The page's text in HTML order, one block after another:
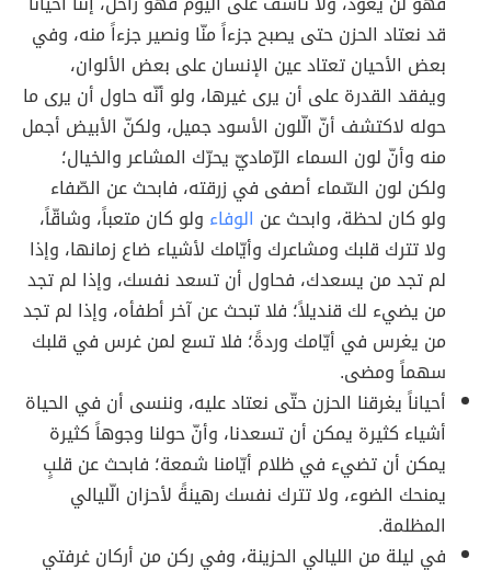
قد نعتاد الحزن حتى يصبح جزءاً منّا ونصير جزءاً منه، وفي
بعض الأحيان تعتاد عين الإنسان على بعض الألوان،
ويفقد القدرة على أن يرى غيرها، ولو أنّه حاول أن يرى ما
حوله لاكتشف أنّ الّلون الأسود جميل، ولكنّ الأبيض أجمل
منه وأنّ لون السماء الرّماديّ يحرّك المشاعر والخيال؛
ولكن لون السّماء أصفى في زرقته، فابحث عن الصّفاء
ولو كان لحظة، وابحث عن الوفاء ولو كان متعباً، وشاقّاً،
ولا تترك قلبك ومشاعرك وأيّامك لأشياء ضاع زمانها، وإذا
لم تجد من يسعدك، فحاول أن تسعد نفسك، وإذا لم تجد
من يضيء لك قنديلاً؛ فلا تبحث عن آخر أطفأه، وإذا لم تجد
من يغرس في أيّامك وردةً؛ فلا تسع لمن غرس في قلبك
سهماً ومضى.
أحياناً يغرقنا الحزن حتّى نعتاد عليه، وننسى أن في الحياة
أشياء كثيرة يمكن أن تسعدنا، وأنّ حولنا وجوهاً كثيرة
يمكن أن تضيء في ظلام أيّامنا شمعة؛ فابحث عن قلبٍ
يمنحك الضوء، ولا تترك نفسك رهينةً لأحزان الّليالي
المظلمة.
في ليلة من الليالي الحزينة، وفي ركن من أركان غرفتي